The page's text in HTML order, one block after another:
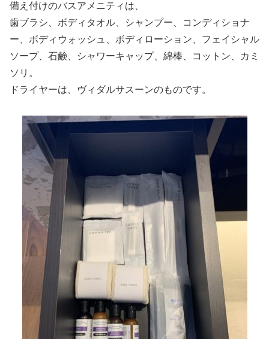
備え付けのバスアメニティは、
歯ブラシ、ボディタオル、シャンプー、コンディショナ
ー、ボディウォッシュ、ボディローション、フェイシャル
ソープ、石鹸、シャワーキャップ、綿棒、コットン、カミ
ソリ。
ドライヤーは、ヴィダルサスーンのものです。